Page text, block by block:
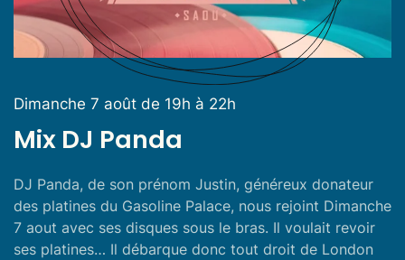
Dimanche 7 août de 19h à 22h
Mix DJ Panda
DJ Panda, de son prénom Justin, généreux donateur
des platines du Gasoline Palace, nous rejoint Dimanche
7 aout avec ses disques sous le bras. Il voulait revoir
ses platines… Il débarque donc tout droit de London